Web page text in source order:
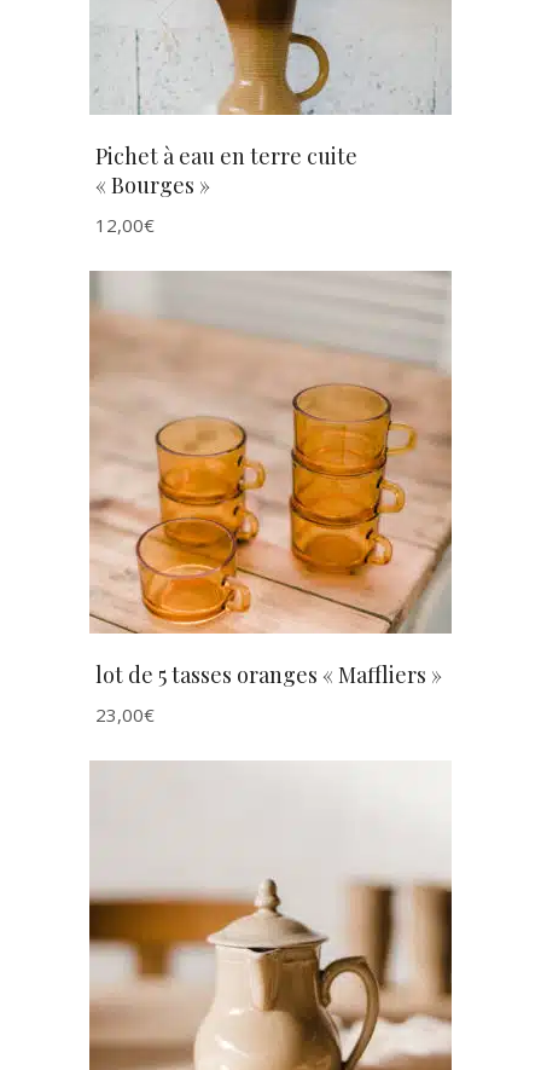
Pichet à eau en terre cuite
« Bourges »
12,00€
AJOUTER AU PANIER
lot de 5 tasses oranges « Maffliers »
23,00€
AJOUTER AU PANIER